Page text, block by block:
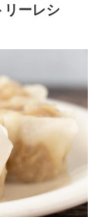
リーレシ